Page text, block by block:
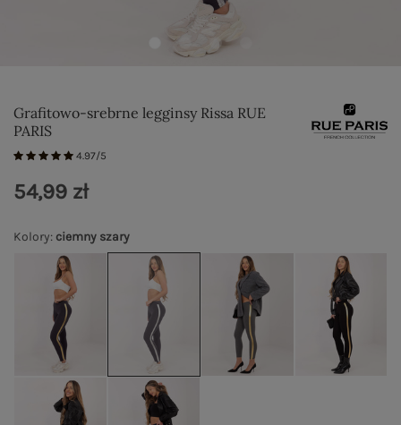
Grafitowo-srebrne legginsy Rissa RUE
PARIS
4.97/5
Kolory: ciemny szary
54,99 zł